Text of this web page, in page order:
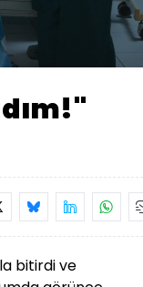
Oynatma
Hızı
bitirdi ve